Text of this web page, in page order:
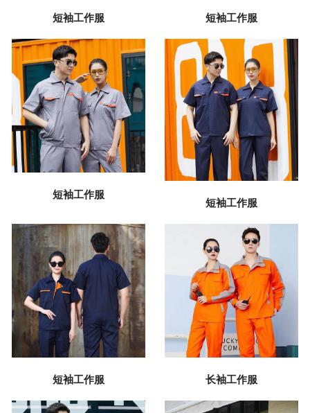
短袖工作服 短袖工作服
短袖工作服
短袖工作服
短袖工作服 长袖工作服